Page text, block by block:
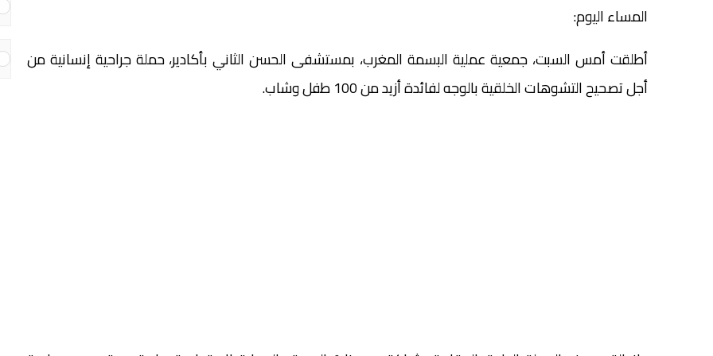
المساء اليوم:
أطلقت أمس السبت، جمعية عملية البسمة المغرب، بمستشفى الحسن الثاني بأكادير، حملة جراحية إنسانية من
أجل تصحيح التشوهات الخلقية بالوجه لفائدة أزيد من 100 طفل وشاب.